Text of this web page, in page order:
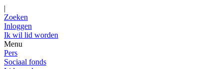
|
Zoeken
Inloggen
Ik wil lid worden
Menu
Pers
Sociaal fonds